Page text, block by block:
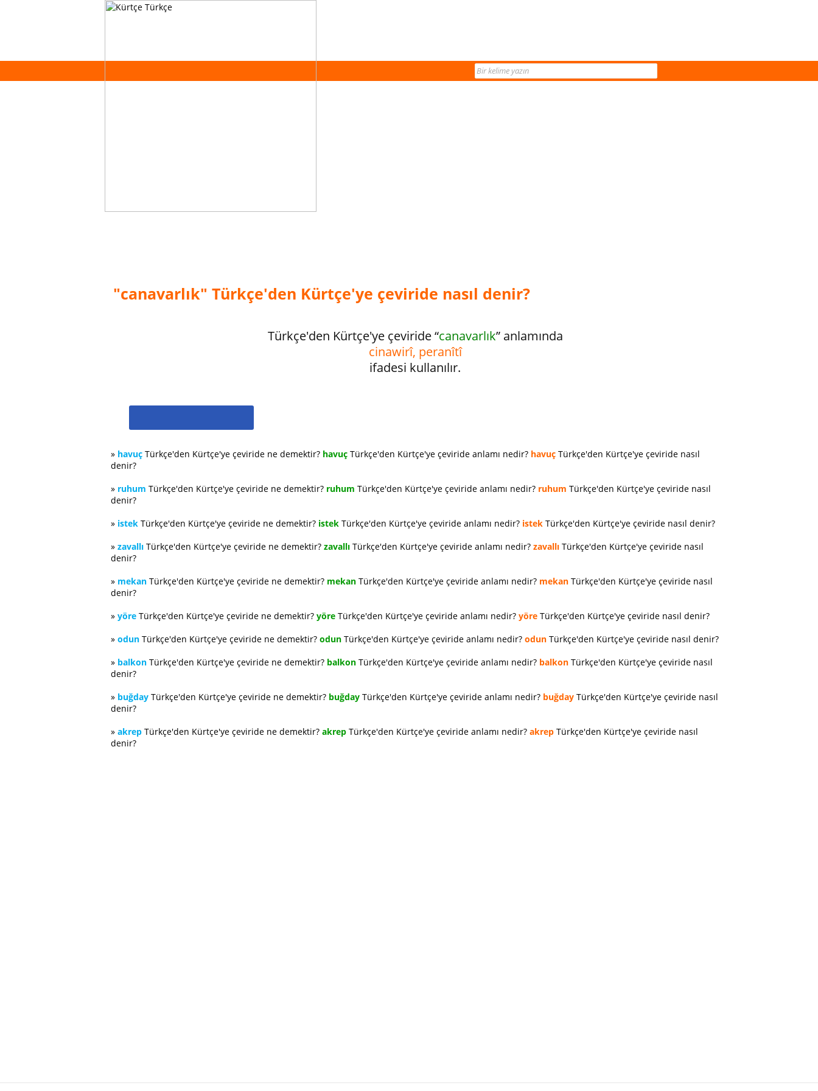
"canavarlık" Türkçe'den Kürtçe'ye çeviride nasıl denir?
Türkçe'den Kürtçe'ye çeviride “canavarlık” anlamında
cinawirî, peranîtî
ifadesi kullanılır.
» havuç Türkçe'den Kürtçe'ye çeviride ne demektir? havuç Türkçe'den Kürtçe'ye çeviride anlamı nedir? havuç Türkçe'den Kürtçe'ye çeviride nasıl
denir?
» ruhum Türkçe'den Kürtçe'ye çeviride ne demektir? ruhum Türkçe'den Kürtçe'ye çeviride anlamı nedir? ruhum Türkçe'den Kürtçe'ye çeviride nasıl
denir?
» istek Türkçe'den Kürtçe'ye çeviride ne demektir? istek Türkçe'den Kürtçe'ye çeviride anlamı nedir? istek Türkçe'den Kürtçe'ye çeviride nasıl denir?
» zavallı Türkçe'den Kürtçe'ye çeviride ne demektir? zavallı Türkçe'den Kürtçe'ye çeviride anlamı nedir? zavallı Türkçe'den Kürtçe'ye çeviride nasıl
denir?
» mekan Türkçe'den Kürtçe'ye çeviride ne demektir? mekan Türkçe'den Kürtçe'ye çeviride anlamı nedir? mekan Türkçe'den Kürtçe'ye çeviride nasıl
denir?
» yöre Türkçe'den Kürtçe'ye çeviride ne demektir? yöre Türkçe'den Kürtçe'ye çeviride anlamı nedir? yöre Türkçe'den Kürtçe'ye çeviride nasıl denir?
» odun Türkçe'den Kürtçe'ye çeviride ne demektir? odun Türkçe'den Kürtçe'ye çeviride anlamı nedir? odun Türkçe'den Kürtçe'ye çeviride nasıl denir?
» balkon Türkçe'den Kürtçe'ye çeviride ne demektir? balkon Türkçe'den Kürtçe'ye çeviride anlamı nedir? balkon Türkçe'den Kürtçe'ye çeviride nasıl
denir?
» buğday Türkçe'den Kürtçe'ye çeviride ne demektir? buğday Türkçe'den Kürtçe'ye çeviride anlamı nedir? buğday Türkçe'den Kürtçe'ye çeviride nasıl
denir?
» akrep Türkçe'den Kürtçe'ye çeviride ne demektir? akrep Türkçe'den Kürtçe'ye çeviride anlamı nedir? akrep Türkçe'den Kürtçe'ye çeviride nasıl
denir?